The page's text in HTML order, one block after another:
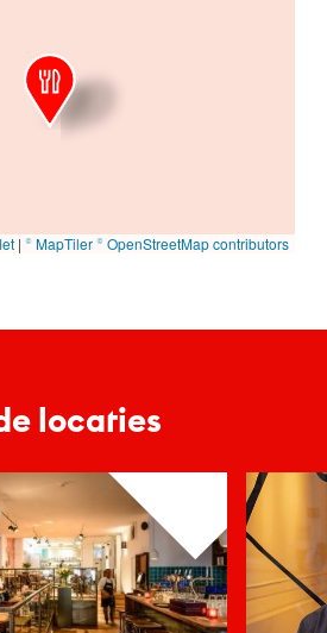
| © MapTiler© OpenStreetMap contributors
locaties